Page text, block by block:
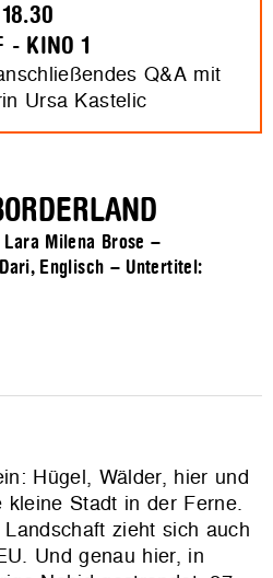
18.30
- KINO 1
Q&A mit
Ursa Kastelic
Lara Milena Brose –
Englisch – Untertitel:
Hügel, Wälder, hier und
Stadt in der Ferne.
zieht sich auch
Und genau hier, in